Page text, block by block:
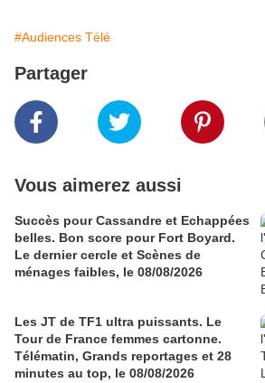
#Audiences Télé
Partager
Vous aimerez aussi
Succès pour Cassandre et Echappées
belles. Bon score pour Fort Boyard.
Le dernier cercle et Scènes de
ménages faibles, le 08/08/2026
Les JT de TF1 ultra puissants. Le
Tour de France femmes cartonne.
Télématin, Grands reportages et 28
minutes au top, le 08/08/2026